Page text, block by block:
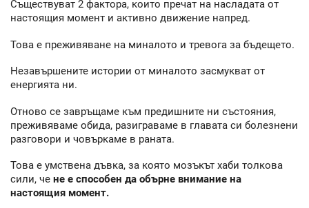
Съществуват 2 фактора, които пречат на насладата от
настоящия момент и активно движение напред.
Това е преживяване на миналото и тревога за бъдещето.
Незавършените истории от миналото засмукват от
енергията ни.
Отново се завръщаме към предишните ни състояния,
преживяваме обида, разиграваме в главата си болезнени
разговори и човъркаме в раната.
Това е умствена дъвка, за която мозъкът хаби толкова
сили, че не е способен да обърне внимание на
настоящия момент.